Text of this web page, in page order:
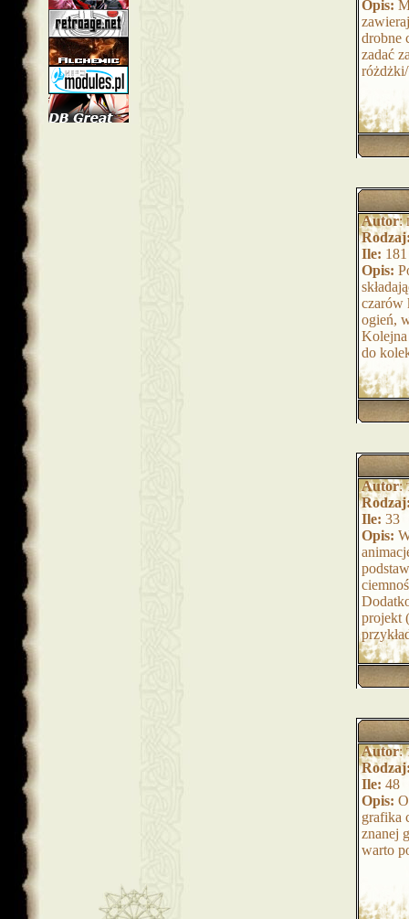
Opis:
drobne
zadać
różdżki/
Autor:
Ile: 181
Opis:
czarów
ogień,
Kolejna
do
Autor:
Ile: 33
Opis:
projekt
Autor:
Ile: 48
Opis:
grafika
znanej
warto